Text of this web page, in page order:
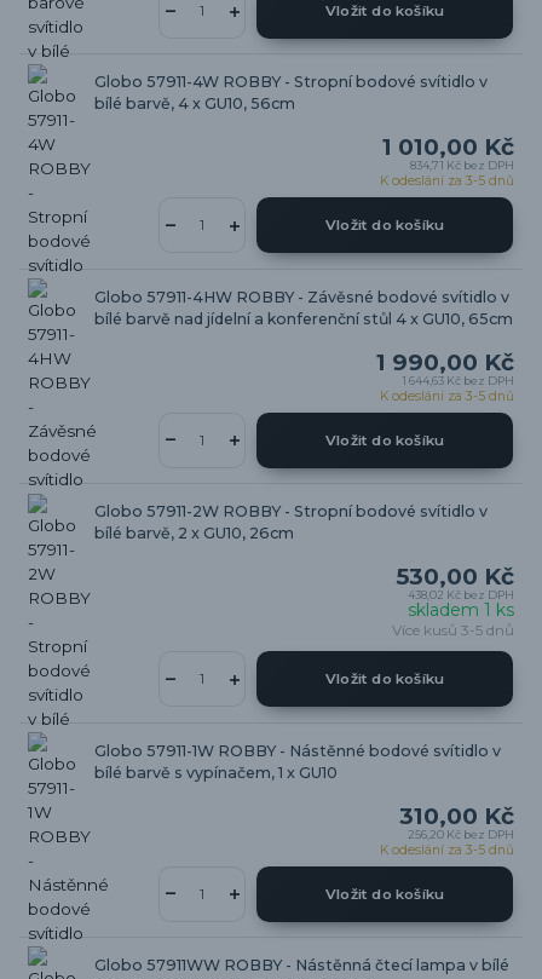
Vložit do košíku
Globo 57911-4W ROBBY - Stropní bodové svítidlo v
bílé barvě, 4 x GU10, 56cm
1 010,00 Kč
834,71 Kč bez DPH
K odeslání za 3-5 dnů
Vložit do košíku
Globo 57911-4HW ROBBY - Závěsné bodové svítidlo v
bílé barvě nad jídelní a konferenční stůl 4 x GU10, 65cm
1 990,00 Kč
1 644,63 Kč bez DPH
K odeslání za 3-5 dnů
Vložit do košíku
Globo 57911-2W ROBBY - Stropní bodové svítidlo v
bílé barvě, 2 x GU10, 26cm
530,00 Kč
438,02 Kč bez DPH
skladem 1 ks
Více kusů 3-5 dnů
Vložit do košíku
Globo 57911-1W ROBBY - Nástěnné bodové svítidlo v
bílé barvě s vypínačem, 1 x GU10
310,00 Kč
256,20 Kč bez DPH
K odeslání za 3-5 dnů
Vložit do košíku
Globo 57911WW ROBBY - Nástěnná čtecí lampa v bílé